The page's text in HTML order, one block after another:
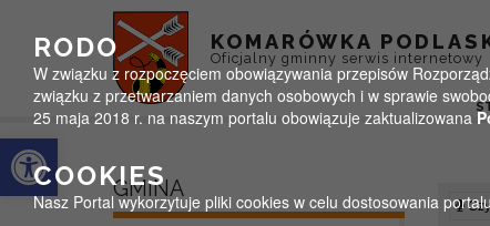
Otwórz pasek narzędzi
KOMARÓWKA
Oficjalny gminny serwis internetowy
GMINA
RODO
W związku z rozpoczęciem obowiązywania przepisów
związku z przetwarzaniem danych osobowych i w sprawie
25 maja 2018 r. na naszym portalu obowiązuje zaktualizowana
COOKIES
Nasz Portal wykorzytuje pliki cookies w celu dostosowania